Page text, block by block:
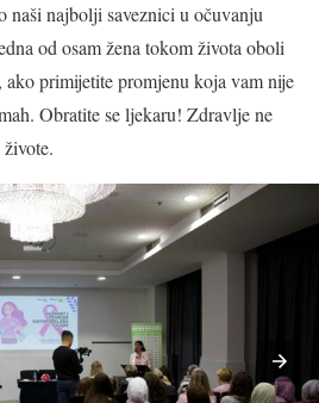
naši najbolji saveznici u očuvanju
od osam žena tokom života oboli
primijetite promjenu koja vam nije
Obratite se ljekaru! Zdravlje ne
živote.